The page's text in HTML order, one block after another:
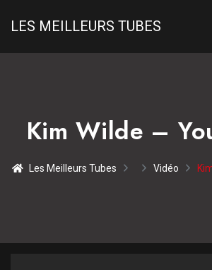
LES MEILLEURS TUBES
Kim Wilde –
Les Meilleurs Tubes Vidéo